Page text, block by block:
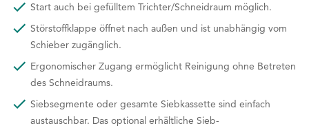
Start auch bei gefülltem Trichter/Schneidraum möglich.
Störstoffklappe öffnet nach außen und ist unabhängig vom
Schieber zugänglich.
Ergonomischer Zugang ermöglicht Reinigung ohne Betreten
des Schneidraums.
Siebsegmente oder gesamte Siebkassette sind einfach
austauschbar. Das optional erhältliche Sieb-